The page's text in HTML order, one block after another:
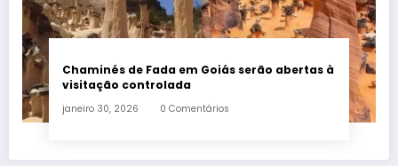
Chaminés de Fada em Goiás serão abertas à
visitação controlada
janeiro 30, 2026 0 Comentários